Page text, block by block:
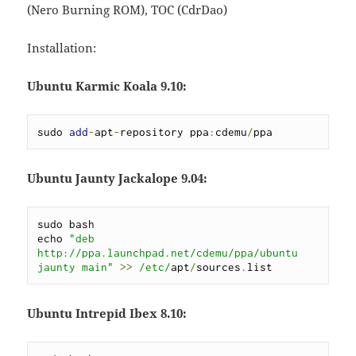
(Nero Burning ROM), TOC (CdrDao)
Installation:
Ubuntu Karmic Koala 9.10:
sudo add-apt-repository ppa:cdemu/ppa
Ubuntu Jaunty Jackalope 9.04:
sudo bash
echo "deb
http://ppa.launchpad.net/cdemu/ppa/ubuntu
jaunty main"
>> /etc/apt/sources. list
Ubuntu Intrepid Ibex 8.10: